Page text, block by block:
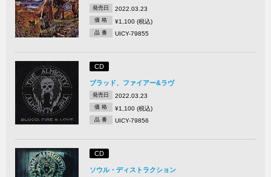
発売日 2022.03.23
価 格 ¥1,100 (税込)
品 番 UICY-79855
CD
ブラッド、ファイアー&ラヴ
発売日 2022.03.23
価 格 ¥1,100 (税込)
品 番 UICY-79856
CD
ソウル・ディストラクション